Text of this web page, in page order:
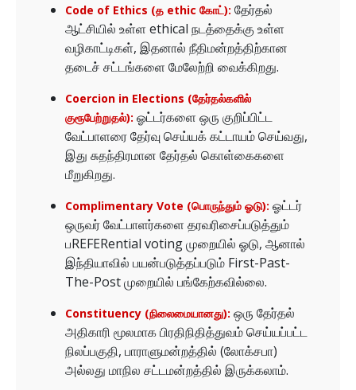
Code of Ethics (த ethic கோட்): தேர்தல்
ஆட்சியில் உள்ள ethical நடத்தைக்கு உள்ள
வழிகாட்டிகள், இதனால் நீதிமன்றத்திற்கான
தடைச் சட்டங்களை மேலேற்றி வைக்கிறது.
Coercion in Elections (தேர்தல்களில்
குரூபேற்றுதல்): ஓட்டர்களை ஒரு குறிப்பிட்ட
வேட்பாளரை தேர்வு செய்யக் கட்டாயம் செய்வது,
இது சுதந்திரமான தேர்தல் கொள்கைகளை
மீறுகிறது.
Complimentary Vote (பொருந்தும் ஓடு): ஓட்டர்
ஒருவர் வேட்பாளர்களை தரவரிசைப்படுத்தும்
பREFERential voting முறையில் ஓடு, ஆனால்
இந்தியாவில் பயன்படுத்தப்படும் First-Past-
The-Post முறையில் பங்கேற்கவில்லை.
Constituency (நிலைமையானது): ஒரு தேர்தல்
அதிகாரி மூலமாக பிரதிநிதித்துவம் செய்யப்பட்ட
நிலப்பகுதி, பாராளுமன்றத்தில் (லோக்சபா)
அல்லது மாநில சட்டமன்றத்தில் இருக்கலாம்.